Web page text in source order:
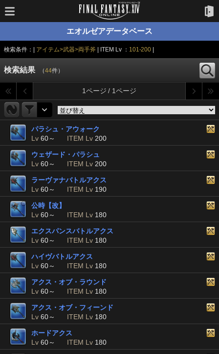
エオルゼアデータベース
検索条件：| アイテム>武器>両手斧 | ITEM Lv ： 101-200
検索結果 （44件）
1ページ / 1ページ
パラシュ・アウォーク
Lv 60～ ITEM Lv 200
ウェザード・パラシュ
Lv 60～ ITEM Lv 200
ラーヴァナバトルアクス
Lv 60～ ITEM Lv 190
公時【改】
Lv 60～ ITEM Lv 180
エクスパンスバトルアクス
Lv 60～ ITEM Lv 180
ハイヴバトルアクス
Lv 60～ ITEM Lv 180
アクス・オブ・ラウンド
Lv 60～ ITEM Lv 180
アクス・オブ・フィーンド
Lv 60～ ITEM Lv 180
ホードアクス
Lv 60～ ITEM Lv 180